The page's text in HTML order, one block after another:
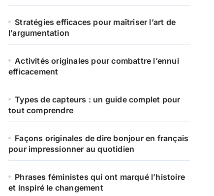
Stratégies efficaces pour maîtriser l’art de
l’argumentation
Activités originales pour combattre l’ennui
efficacement
Types de capteurs : un guide complet pour
tout comprendre
Façons originales de dire bonjour en français
pour impressionner au quotidien
Phrases féministes qui ont marqué l’histoire
et inspiré le changement